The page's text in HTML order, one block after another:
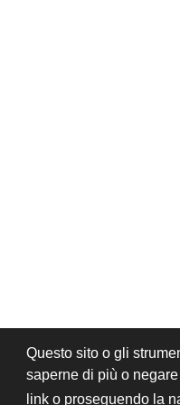
Questo sito o gli
saperne di più o
link o proseguendo la